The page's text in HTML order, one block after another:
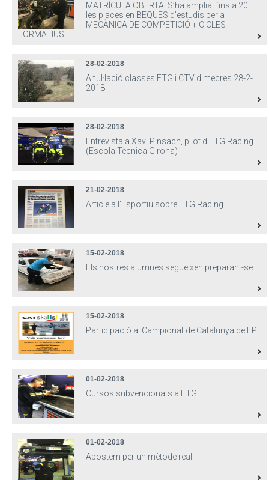
MATRÍCULA OBERTA! S’ha ampliat fins a 20
les places en BEQUES d’estudis per a
MECÀNICA DE COMPETICIÓ + CICLES
FORMATIUS
28-02-2018
Anul·lació classes ETG i CTV dimecres 28-2-
2018
28-02-2018
Entrevista a Xavi Pinsach, pilot d'ETG Racing
(Escola Tècnica Girona)
21-02-2018
Article a l'Esportiu sobre ETG Racing
15-02-2018
Els nostres alumnes segueixen preparant-se
15-02-2018
Participació al Campionat de Catalunya de FP
01-02-2018
Cursos subvencionats a ETG
01-02-2018
Apostem per un mètode real